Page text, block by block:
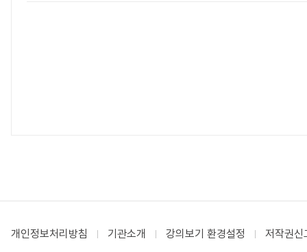
개인정보처리방침 기관소개 강의보기 환경설정 저작권신